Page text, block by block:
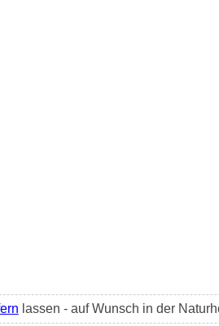
lassen - auf Wunsch in der